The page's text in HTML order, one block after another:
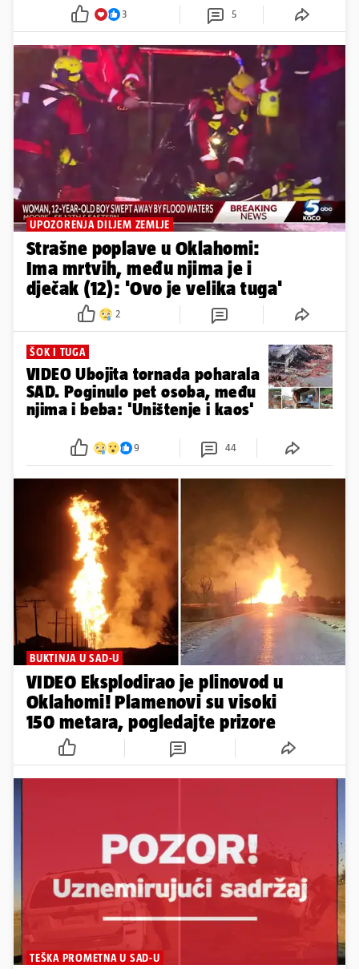
3 5
UPOZORENJA DILJEM ZEMLJE
Strašne poplave u Oklahomi:
Ima mrtvih, među njima je i
dječak (12): 'Ovo je velika tuga'
2
ŠOK I TUGA
VIDEO Ubojita tornada poharala
SAD. Poginulo pet osoba, među
njima i beba: 'Uništenje i kaos'
9 44
BUKTINJA U SAD-U
VIDEO Eksplodirao je plinovod u
Oklahomi! Plamenovi su visoki
150 metara, pogledajte prizore
TEŠKA PROMETNA U SAD-U